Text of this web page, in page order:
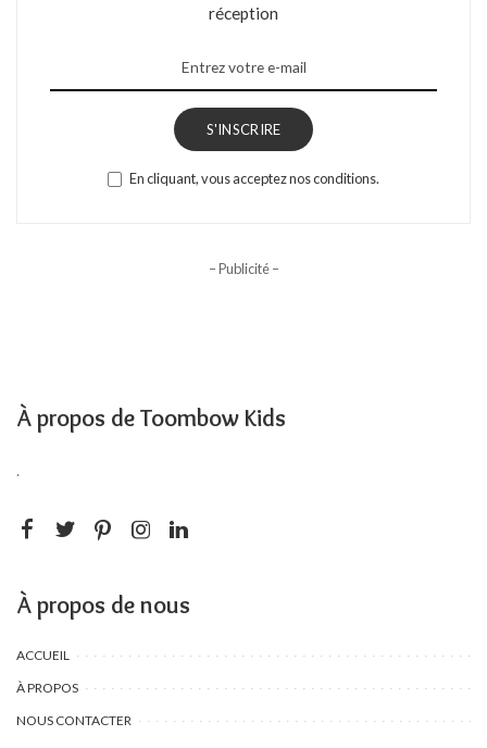
réception
S'INSCRIRE
En cliquant, vous acceptez nos conditions.
– Publicité –
À propos de Toombow Kids
.
À propos de nous
ACCUEIL
À PROPOS
NOUS CONTACTER